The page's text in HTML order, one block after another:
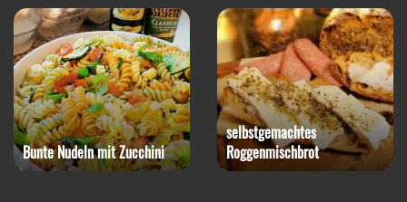
Rotkohl-Steak mit
Blumenkohlpüree
Paprika-Snack